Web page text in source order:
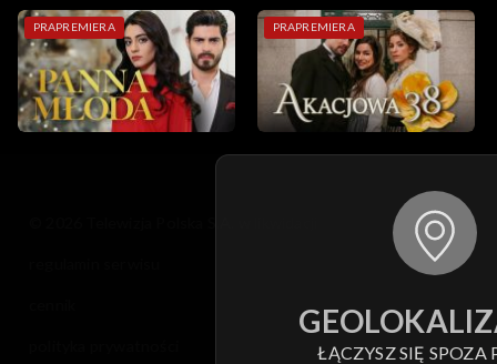
PRAPREMIERA PRAPREMIERA
ŁĄCZYSZ SIĘ SPOZA